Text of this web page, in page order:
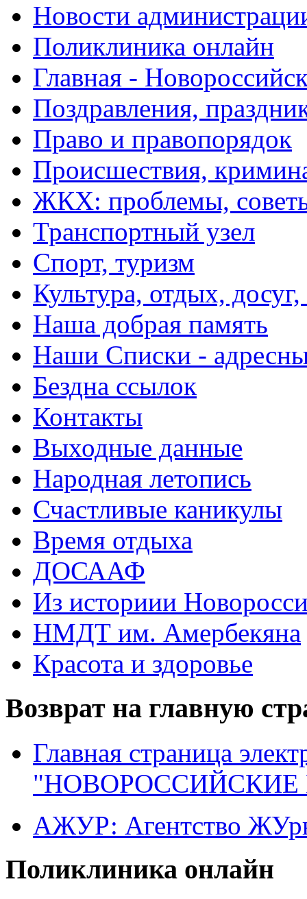
Новости
Поликлиника онлайн
Главная -
Поздравления,
Право и правопорядок
Происшествия,
ЖКХ: проблемы,
Транспортный узел
Спорт, туризм
Культура, отдых,
Наша добрая память
Наши Списки -
Бездна ссылок
Контакты
Выходные данные
Народная летопись
Счастливые каникулы
Время отдыха
ДОСААФ
Из историии
НМДТ им. Амербекяна
Красота и здоровье
Возврат на главную
Главная страница
"НОВОРОССИЙСКИЕ
АЖУР: Агентство
Поликлиника онлайн